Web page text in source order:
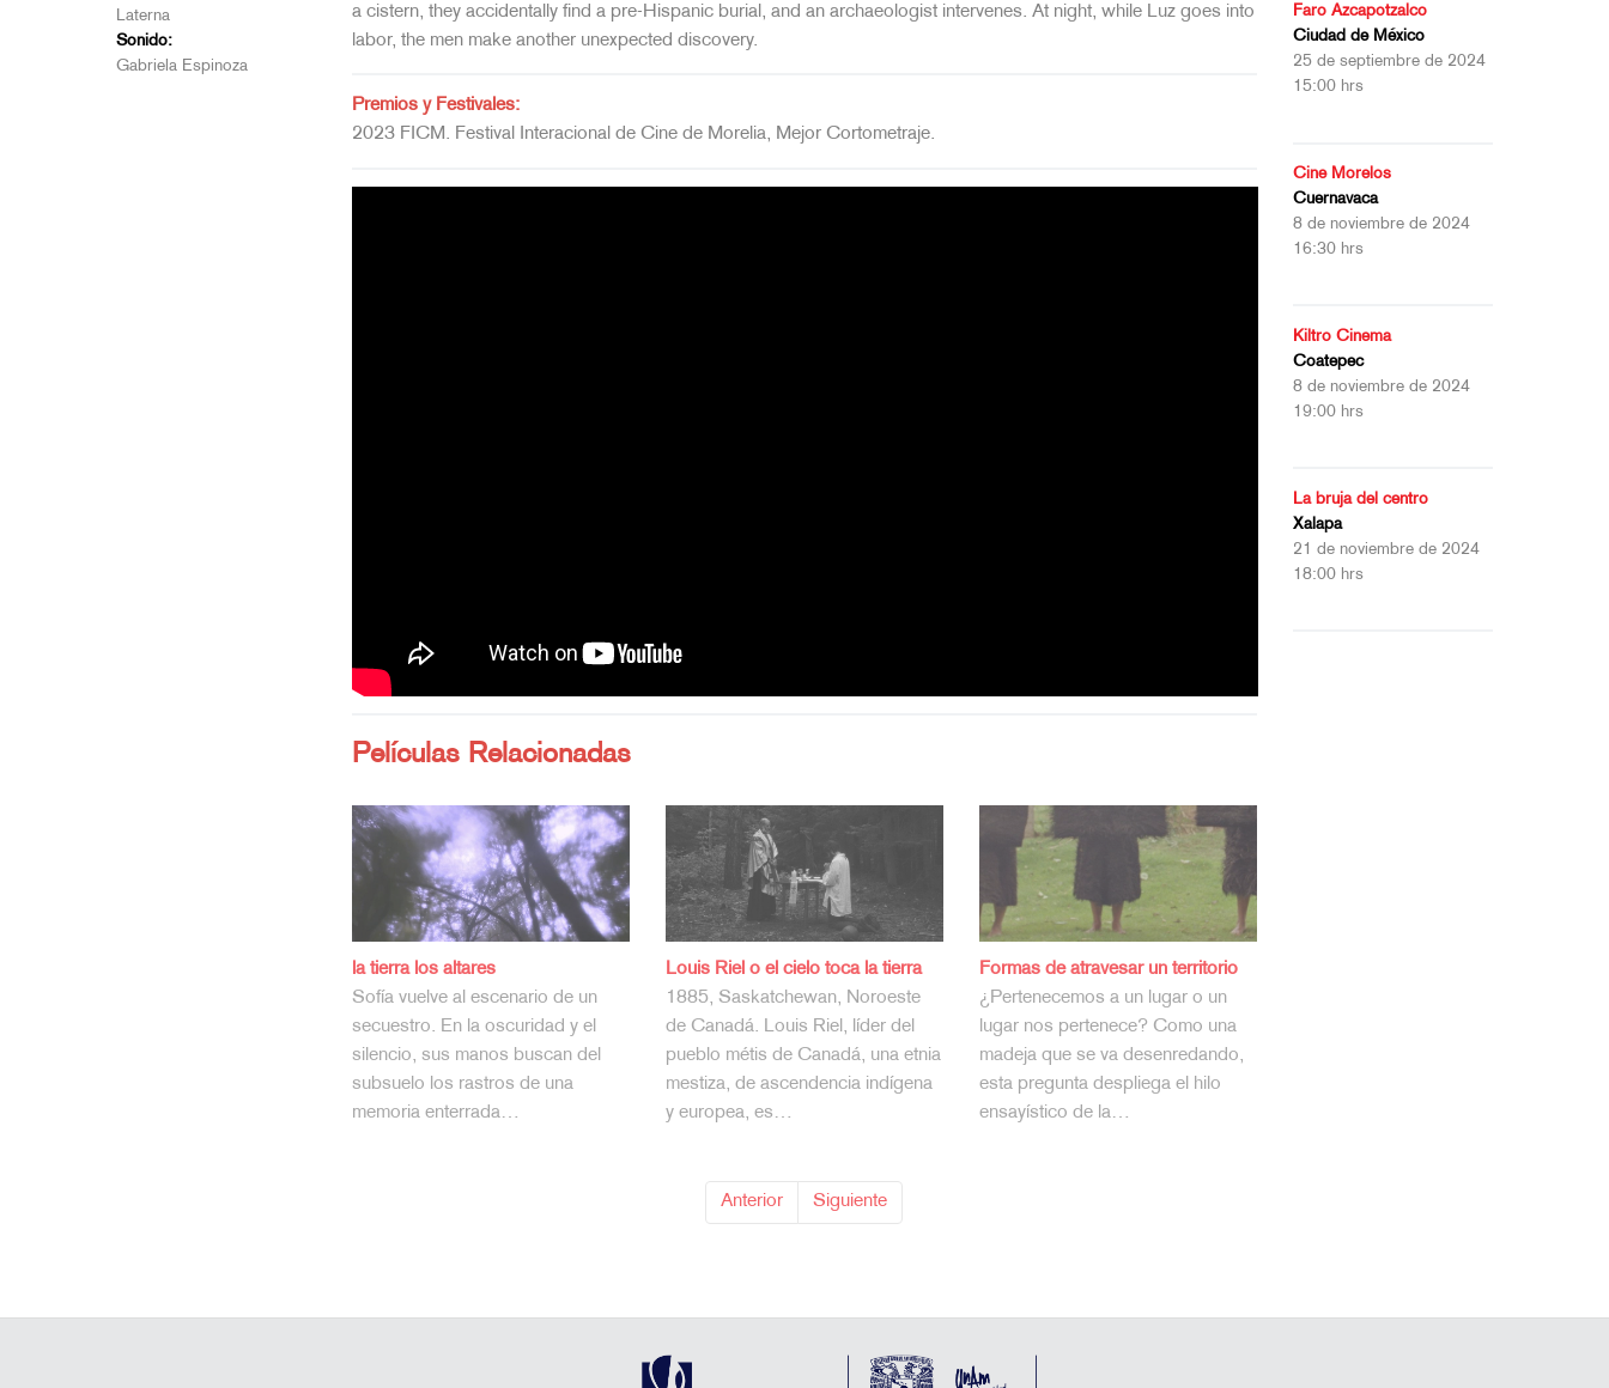
Laterna
Sonido:
Gabriela Espinoza
a cistern, they accidentally find a pre-Hispanic burial, and an archaeologist intervenes. At night, while Luz goes into
labor, the men make another unexpected discovery.
Premios y Festivales:
2023 FICM. Festival Interacional de Cine de Morelia, Mejor Cortometraje.
Películas Relacionadas
Faro Azcapotzalco
Ciudad de México
25 de septiembre de 2024
15:00 hrs
Cine Morelos
Cuernavaca
8 de noviembre de 2024
16:30 hrs
Kiltro Cinema
Coatepec
8 de noviembre de 2024
19:00 hrs
La bruja del centro
Xalapa
21 de noviembre de 2024
18:00 hrs